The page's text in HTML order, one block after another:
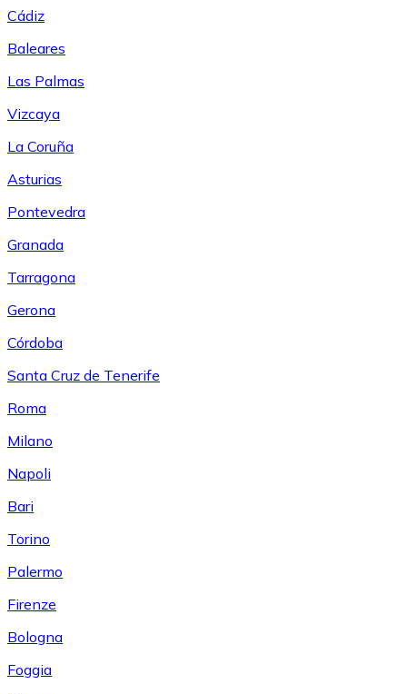
Cádiz
Baleares
Las Palmas
Vizcaya
La Coruña
Asturias
Pontevedra
Granada
Tarragona
Gerona
Córdoba
Santa Cruz de Tenerife
Roma
Milano
Napoli
Bari
Torino
Palermo
Firenze
Bologna
Foggia